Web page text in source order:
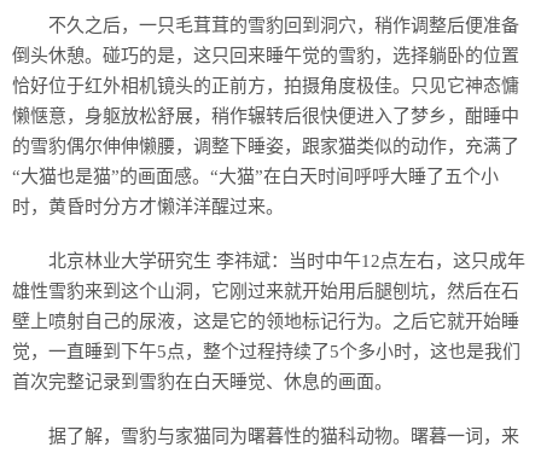
不久之后，一只毛茸茸的雪豹回到洞穴，稍作调整后便准备
倒头休憩。碰巧的是，这只回来睡午觉的雪豹，选择躺卧的位置
恰好位于红外相机镜头的正前方，拍摄角度极佳。只见它神态慵
懒惬意，身躯放松舒展，稍作辗转后很快便进入了梦乡，酣睡中
的雪豹偶尔伸伸懒腰，调整下睡姿，跟家猫类似的动作，充满了
“大猫也是猫”的画面感。“大猫”在白天时间呼呼大睡了五个小
时，黄昏时分方才懒洋洋醒过来。
北京林业大学研究生 李祎斌：当时中午12点左右，这只成年
雄性雪豹来到这个山洞，它刚过来就开始用后腿刨坑，然后在石
壁上喷射自己的尿液，这是它的领地标记行为。之后它就开始睡
觉，一直睡到下午5点，整个过程持续了5个多小时，这也是我们
首次完整记录到雪豹在白天睡觉、休息的画面。
据了解，雪豹与家猫同为曙暮性的猫科动物。曙暮一词，来